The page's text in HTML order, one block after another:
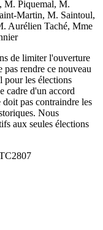
M. Piquemal, M.
Martin, M. Saintoul,
Aurélien Taché, Mme
de limiter l'ouverture
pas rendre ce nouveau
pour les élections
cadre d'un accord
pas contraindre les
Nous
aux seules élections